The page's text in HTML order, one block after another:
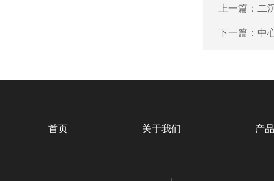
上一篇： 二
下一篇： 中
首页 关于我们 产